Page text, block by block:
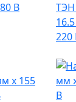
В
ТЭН
220